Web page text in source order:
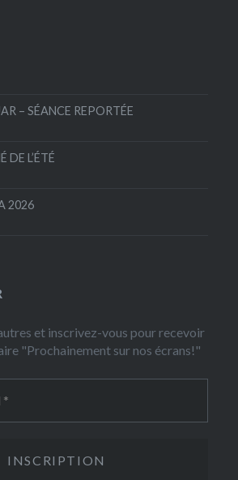
– SÉANCE REPORTÉE
DE L’ÉTÉ
2026
et inscrivez-vous pour recevoir
"Prochainement sur nos écrans!"